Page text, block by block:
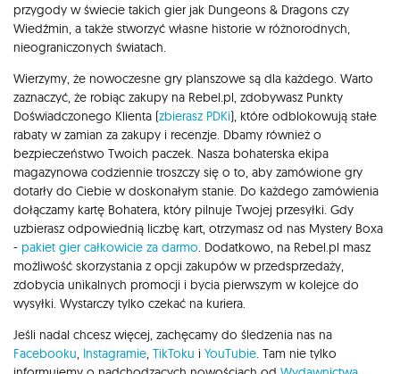
przygody w świecie takich gier jak Dungeons & Dragons czy
Wiedźmin, a także stworzyć własne historie w różnorodnych,
nieograniczonych światach.
Wierzymy, że nowoczesne gry planszowe są dla każdego. Warto
zaznaczyć, że robiąc zakupy na Rebel.pl, zdobywasz Punkty
Doświadczonego Klienta (zbierasz PDKi), które odblokowują stałe
rabaty w zamian za zakupy i recenzje. Dbamy również o
bezpieczeństwo Twoich paczek. Nasza bohaterska ekipa
magazynowa codziennie troszczy się o to, aby zamówione gry
dotarły do Ciebie w doskonałym stanie. Do każdego zamówienia
dołączamy kartę Bohatera, który pilnuje Twojej przesyłki. Gdy
uzbierasz odpowiednią liczbę kart, otrzymasz od nas Mystery Boxa
- pakiet gier całkowicie za darmo . Dodatkowo, na Rebel.pl masz
możliwość skorzystania z opcji zakupów w przedsprzedaży,
zdobycia unikalnych promocji i bycia pierwszym w kolejce do
wysyłki. Wystarczy tylko czekać na kuriera.
Jeśli nadal chcesz więcej, zachęcamy do śledzenia nas na
Facebooku Instagramie TikToku i YouTubie . Tam nie tylko